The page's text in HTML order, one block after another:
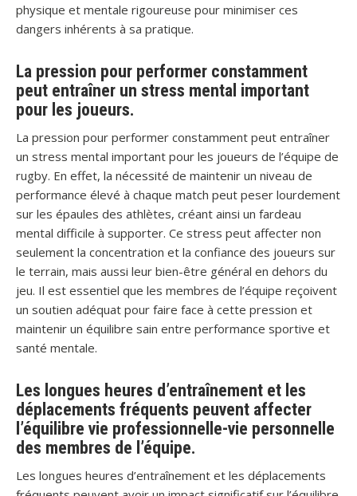
physique et mentale rigoureuse pour minimiser ces
dangers inhérents à sa pratique.
La pression pour performer constamment
peut entraîner un stress mental important
pour les joueurs.
La pression pour performer constamment peut entraîner
un stress mental important pour les joueurs de l’équipe de
rugby. En effet, la nécessité de maintenir un niveau de
performance élevé à chaque match peut peser lourdement
sur les épaules des athlètes, créant ainsi un fardeau
mental difficile à supporter. Ce stress peut affecter non
seulement la concentration et la confiance des joueurs sur
le terrain, mais aussi leur bien-être général en dehors du
jeu. Il est essentiel que les membres de l’équipe reçoivent
un soutien adéquat pour faire face à cette pression et
maintenir un équilibre sain entre performance sportive et
santé mentale.
Les longues heures d’entraînement et les
déplacements fréquents peuvent affecter
l’équilibre vie professionnelle-vie personnelle
des membres de l’équipe.
Les longues heures d’entraînement et les déplacements